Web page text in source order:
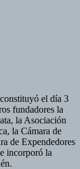
el día 3
fundadores la
la Asociación
la Cámara de
de Expendedores
incorporó la